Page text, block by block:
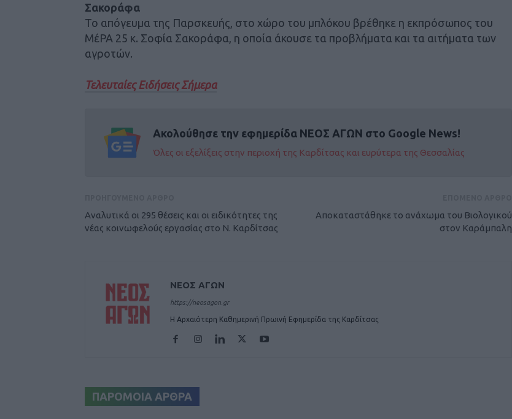
Σακοράφα
Το απόγευμα της Παρσκευής, στο χώρο του μπλόκου βρέθηκε η εκπρόσωπος του
ΜέΡΑ 25 κ. Σοφία Σακοράφα, η οποία άκουσε τα προβλήματα και τα αιτήματα των
αγροτών.
Τελευταίες Ειδήσεις Σήμερα
Ακολούθησε την εφημερίδα ΝΕΟΣ ΑΓΩΝ στο Google News!
Όλες οι εξελίξεις στην περιοχή της Καρδίτσας και ευρύτερα της Θεσσαλίας
Αναλυτικά οι 295 θέσεις και οι ειδικότητες της
νέας κοινωφελούς εργασίας στο Ν. Καρδίτσας
Αποκαταστάθηκε το ανάχωμα του Βιολογικού
στον Καράμπαλη
ΝΕΟΣ ΑΓΩΝ
https://neosagon.gr
Η Αρχαιότερη Καθημερινή Πρωινή Εφημερίδα της Καρδίτσας
ΠΑΡΟΜΟΙΑ ΑΡΘΡΑ